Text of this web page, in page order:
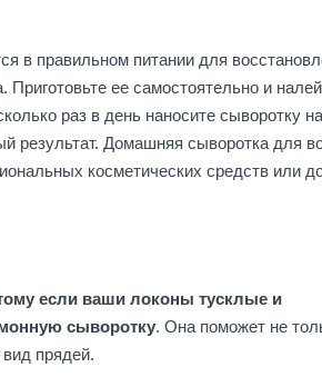
в правильном питании для
ее самостоятельно и
раз в день наносите сыворотку на
результат. Домашняя сыворотка для
косметических средств или
если ваши локоны тусклые и
сыворотку. Она поможет не
прядей.